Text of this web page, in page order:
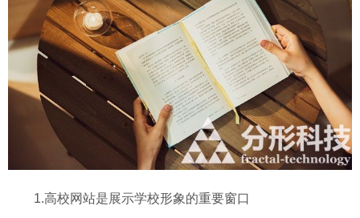
1.高校网站是展示学校形象的重要窗口